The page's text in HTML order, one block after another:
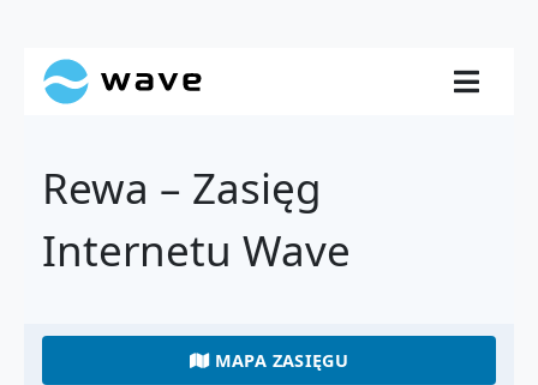
Rewa – Zasięg
Internetu Wave
MAPA ZASIĘGU